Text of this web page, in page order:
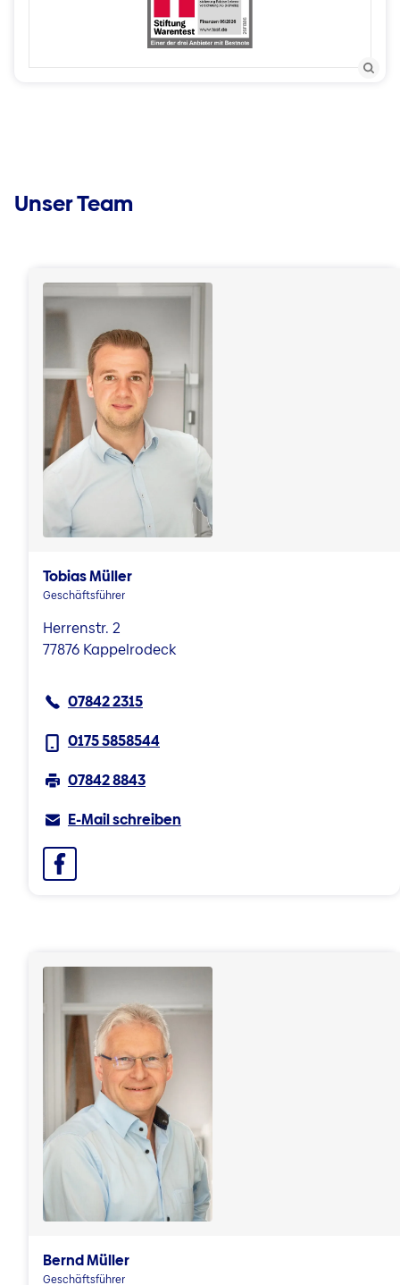
Unser Team
Tobias Müller
Geschäftsführer
Herrenstr. 2
77876 Kappelrodeck
07842 2315
0175 5858544
07842 8843
E-Mail schreiben
Facebook
Bernd Müller
Geschäftsführer